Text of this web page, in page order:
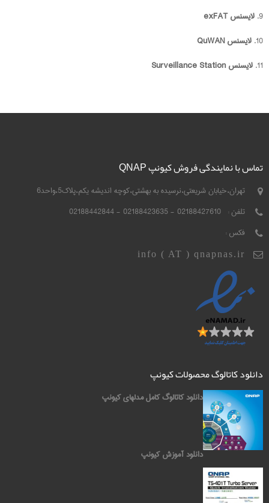
9. لایسنس exFAT
10. لایسنس QuWAN
11. لایسنس Surveillance Station
تماس با نمایندگی فروش کیونپ QNAP
تهران،خیابان شریعتی،نرسیده به بهشتی،کوچه اندیشه یکم،پلاک5،واحد6
تلفن : 02188427610 - 02188423635 - 02188442844
فکس :
info ( AT ) qnapnas.ir
دانلود کاتالوگ محصولات کیونپ
دانلود کاتالوگ کامل مدلهای کیونپ
دانلود آموزش کیونپ